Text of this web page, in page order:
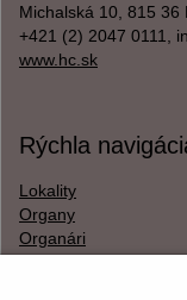
Michalská 10, 815 36
+421 (2) 2047 0111,
www.hc.sk
Rýchla
Lokality
Organy
Organári